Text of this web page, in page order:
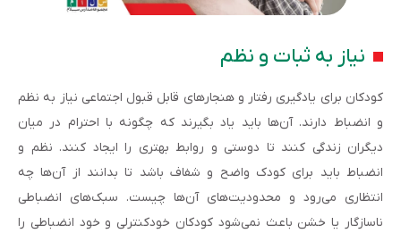
نیاز به ثبات و نظم
کودکان برای یادگیری رفتار و هنجارهای قابل قبول اجتماعی نیاز به نظم
و انضباط دارند. آن‌ها باید یاد بگیرند که چگونه با احترام در میان
دیگران زندگی کنند تا دوستی و روابط بهتری را ایجاد کنند. نظم و
انضباط باید برای کودک واضح و شفاف باشد تا بدانند از آن‌ها چه
انتظاری می‌رود و محدودیت‌های آن‌ها چیست. سبک‌های انضباطی
ناسازگار یا خشن باعث نمی‌شود کودکان خودکنترلی و خود انضباطی را